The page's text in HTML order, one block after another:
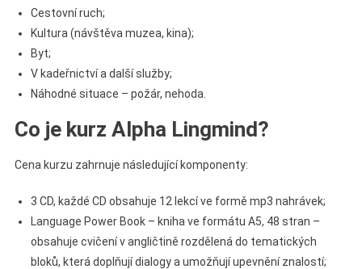
Cestovní ruch;
Kultura (návštěva muzea, kina);
Byt;
V kadeřnictví a další služby;
Náhodné situace – požár, nehoda.
Co je kurz Alpha Lingmind?
Cena kurzu zahrnuje následující komponenty:
3 CD, každé CD obsahuje 12 lekcí ve formě mp3 nahrávek;
Language Power Book – kniha ve formátu A5, 48 stran –
obsahuje cvičení v angličtině rozdělená do tematických
bloků, která doplňují dialogy a umožňují upevnění znalostí;